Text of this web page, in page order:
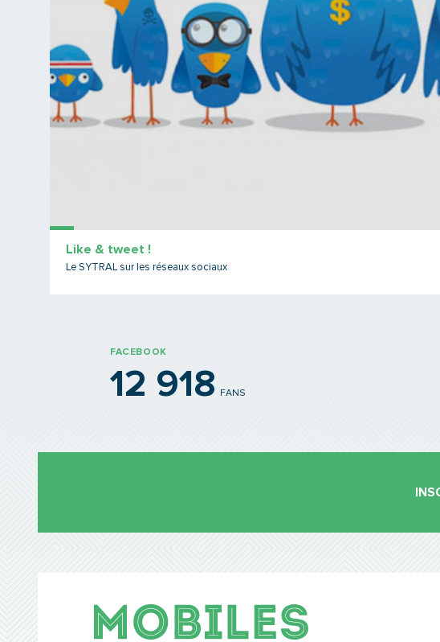
Like & tweet !
Le SYTRAL sur les réseaux sociaux
FACEBOOK
12 918 FANS